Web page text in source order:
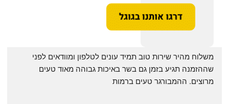
מרוצים. ההמבורגר טעים ברמות